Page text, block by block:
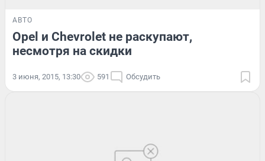
АВТО
Opel и Chevrolet не раскупают,
несмотря на скидки
3 июня, 2015, 13:30 591 Обсудить